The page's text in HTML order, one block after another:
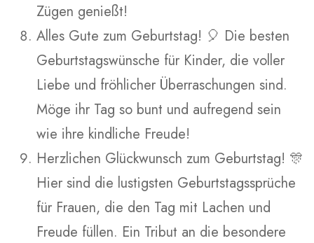
Zügen genießt!
Alles Gute zum Geburtstag! 🎈 Die besten
Geburtstagswünsche für Kinder, die voller
Liebe und fröhlicher Überraschungen sind.
Möge ihr Tag so bunt und aufregend sein
wie ihre kindliche Freude!
Herzlichen Glückwunsch zum Geburtstag! 🎊
Hier sind die lustigsten Geburtstagssprüche
für Frauen, die den Tag mit Lachen und
Freude füllen. Ein Tribut an die besondere